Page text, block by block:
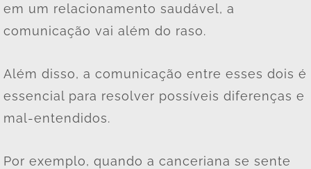
em um relacionamento saudável, a
comunicação vai além do raso.
Além disso, a comunicação entre esses dois é
essencial para resolver possíveis diferenças e
mal-entendidos.
Por exemplo, quando a canceriana se sente